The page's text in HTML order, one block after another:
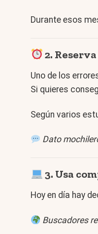
Durante esos
2.
Uno de los
Si quieres
Según varios
Dato
3. Usa
Hoy en día hay
Buscadores